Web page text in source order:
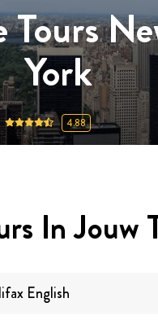
Tours
York
4.88
In Jouw
English